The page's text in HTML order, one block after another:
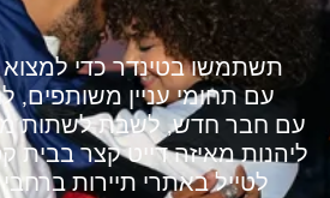
תשתמשו בטינדר כדי
עם תחומי עניין משותפים,
עם חבר חדש, לשבת לשתות
ליהנות מאיזה דייט קצר בבית
לטייל באתרי תיירות